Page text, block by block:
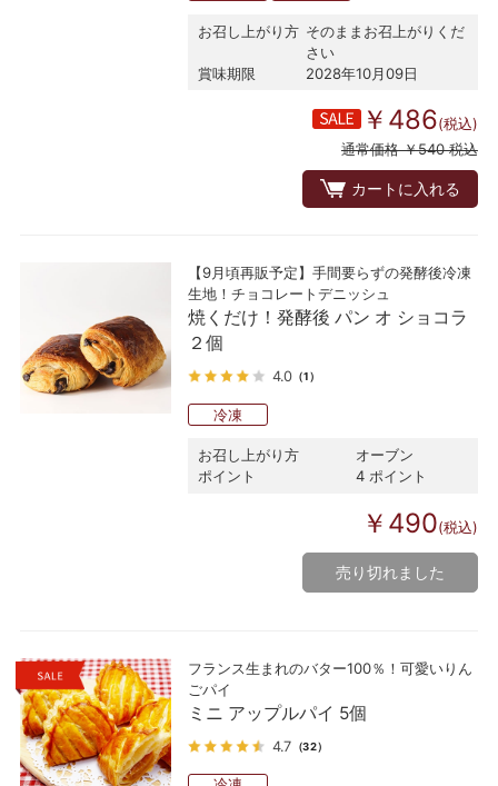
お召し上がり方 そのままお召上がりくだ
さい
賞味期限
2028年10月09日
￥486(税込)
通常価格 ￥540 税込
カートに入れる
【9月頃再販予定】手間要らずの発酵後冷凍
生地！チョコレートデニッシュ
焼くだけ！発酵後 パン オ ショコラ
２個
4.0 （1）
冷凍
お召し上がり方
オーブン
ポイント
4 ポイント
￥490(税込)
売り切れました
フランス生まれのバター100％！可愛いりん
ごパイ
ミニ アップルパイ 5個
4.7 （32）